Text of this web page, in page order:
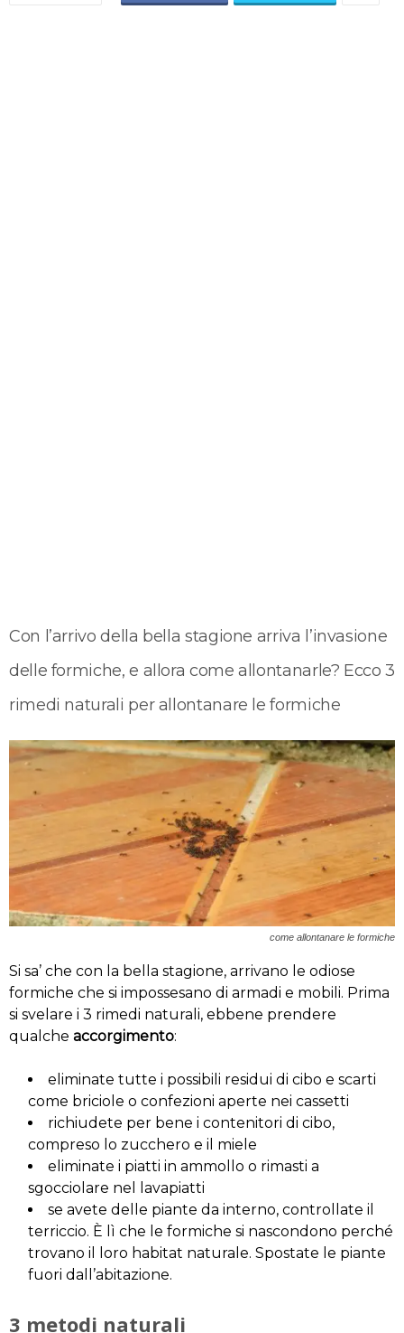
Con l’arrivo della bella stagione arriva l’invasione
delle formiche, e allora come allontanarle? Ecco 3
rimedi naturali per allontanare le formiche
come allontanare le formiche
Si sa’ che con la bella stagione, arrivano le odiose
formiche che si impossesano di armadi e mobili. Prima
si svelare i 3 rimedi naturali, ebbene prendere
qualche accorgimento:
eliminate tutte i possibili residui di cibo e scarti
come briciole o confezioni aperte nei cassetti
richiudete per bene i contenitori di cibo,
compreso lo zucchero e il miele
eliminate i piatti in ammollo o rimasti a
sgocciolare nel lavapiatti
se avete delle piante da interno, controllate il
terriccio. È lì che le formiche si nascondono perché
trovano il loro habitat naturale. Spostate le piante
fuori dall’abitazione.
3 metodi naturali